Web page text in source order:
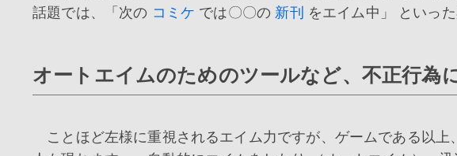
話題では、「次の コミケ では〇〇の 新刊 をエイム中」 といった
オートエイムのためのツールなど、不正行為
ことほど左様に重視されるエイム力ですが、ゲームである以上